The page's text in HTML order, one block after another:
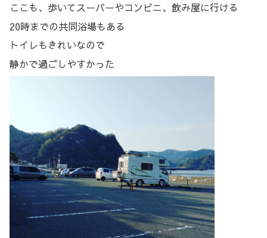
ここも、歩いてスーパーやコンビニ、飲み屋に行ける
20時までの共同浴場もある
トイレもきれいなので
静かで過ごしやすかった